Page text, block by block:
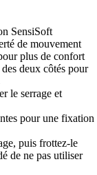
SensiSoft
de mouvement
plus de confort
deux côtés pour
le serrage et
pour une fixation
puis frottez-le
de ne pas utiliser